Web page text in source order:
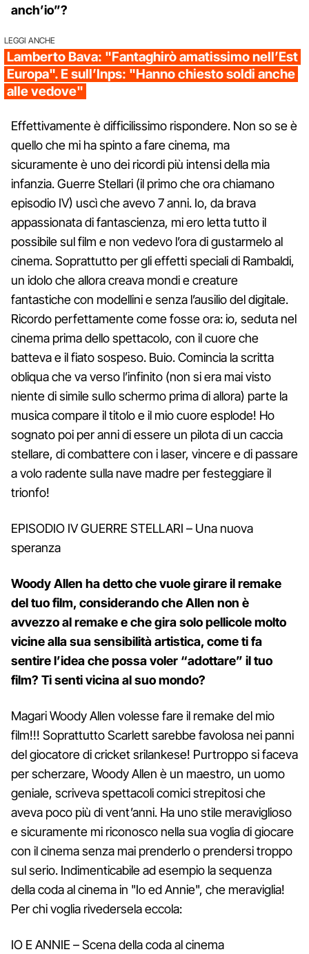
anch’io”?
LEGGI ANCHE
Lamberto Bava: "Fantaghirò amatissimo nell’Est
Europa". E sull’Inps: "Hanno chiesto soldi anche
alle vedove"
Effettivamente è difficilissimo rispondere. Non so se è
quello che mi ha spinto a fare cinema, ma
sicuramente è uno dei ricordi più intensi della mia
infanzia. Guerre Stellari (il primo che ora chiamano
episodio IV) uscì che avevo 7 anni. Io, da brava
appassionata di fantascienza, mi ero letta tutto il
possibile sul film e non vedevo l’ora di gustarmelo al
cinema. Soprattutto per gli effetti speciali di Rambaldi,
un idolo che allora creava mondi e creature
fantastiche con modellini e senza l’ausilio del digitale.
Ricordo perfettamente come fosse ora: io, seduta nel
cinema prima dello spettacolo, con il cuore che
batteva e il fiato sospeso. Buio. Comincia la scritta
obliqua che va verso l’infinito (non si era mai visto
niente di simile sullo schermo prima di allora) parte la
musica compare il titolo e il mio cuore esplode! Ho
sognato poi per anni di essere un pilota di un caccia
stellare, di combattere con i laser, vincere e di passare
a volo radente sulla nave madre per festeggiare il
trionfo!
EPISODIO IV GUERRE STELLARI – Una nuova
speranza
Woody Allen ha detto che vuole girare il remake
del tuo film, considerando che Allen non è
avvezzo al remake e che gira solo pellicole molto
vicine alla sua sensibilità artistica, come ti fa
sentire l’idea che possa voler “adottare” il tuo
film? Ti senti vicina al suo mondo?
Magari Woody Allen volesse fare il remake del mio
film!!! Soprattutto Scarlett sarebbe favolosa nei panni
del giocatore di cricket srilankese! Purtroppo si faceva
per scherzare, Woody Allen è un maestro, un uomo
geniale, scriveva spettacoli comici strepitosi che
aveva poco più di vent’anni. Ha uno stile meraviglioso
e sicuramente mi riconosco nella sua voglia di giocare
con il cinema senza mai prenderlo o prendersi troppo
sul serio. Indimenticabile ad esempio la sequenza
della coda al cinema in "Io ed Annie", che meraviglia!
Per chi voglia rivedersela eccola:
IO E ANNIE – Scena della coda al cinema